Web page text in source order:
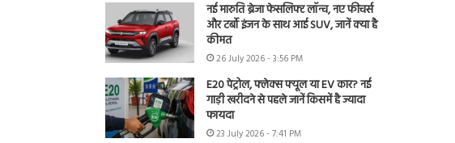
नई मारुति ब्रेजा फेसलिफ्ट लॉन्च, नए फीचर्स
और टर्बो इंजन के साथ आई SUV, जानें क्या है
कीमत
26 July 2026 - 3:56 PM
E20 पेट्रोल, फ्लेक्स फ्यूल या EV कार? नई
गाड़ी खरीदने से पहले जानें किसमें है ज्यादा
फायदा
23 July 2026 - 7:41 PM